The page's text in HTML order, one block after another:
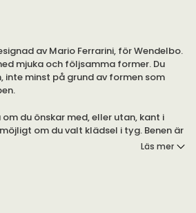
av Mario Ferrarini, för Wendelbo.
mjuka och följsamma former. Du
inte minst på grund av formen som
du önskar med, eller utan, kant i
om du valt klädsel i tyg. Benen är
Läs mer